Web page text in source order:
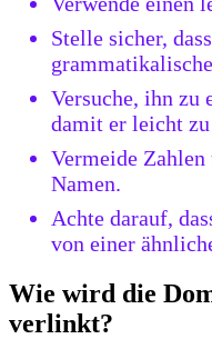
Stelle sicher,
Versuche, ihn zu
damit er leicht
Vermeide
Namen.
Achte darauf,
von einer
Wie wird die
verlinkt?